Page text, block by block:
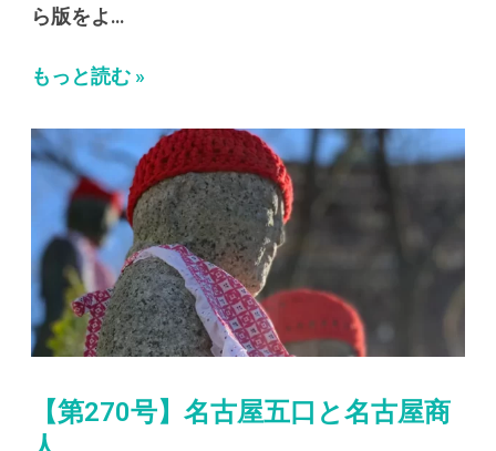
ら版をよ…
もっと読む »
【第270号】名古屋五口と名古屋商